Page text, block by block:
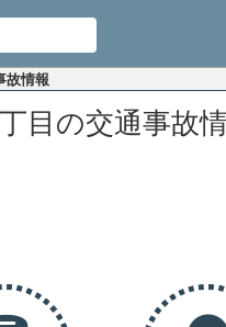
故情報
目の交通事故